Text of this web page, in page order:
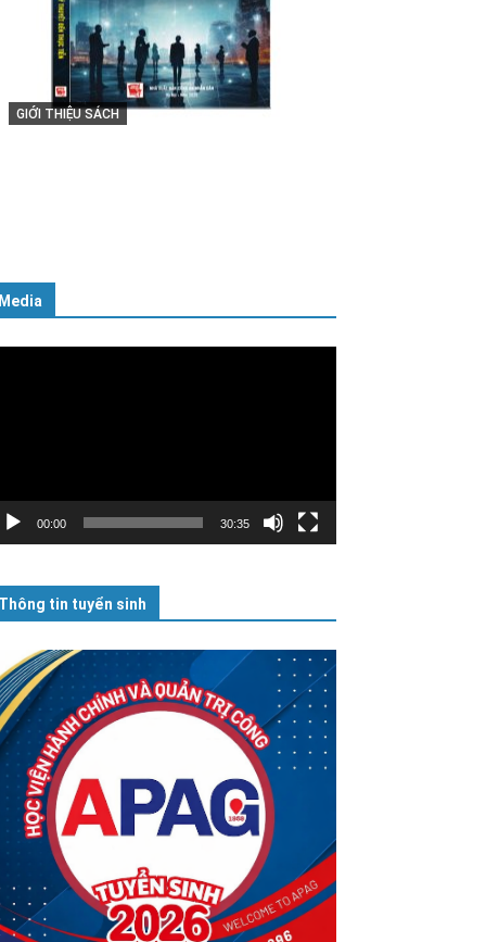
GIỚI THIỆU SÁCH
Cuốn sách “Tuyệt đối trung thành
với Tổ quốc, với Đảng, Nhà nước
Media
00:00 30:35
Thông tin tuyển sinh